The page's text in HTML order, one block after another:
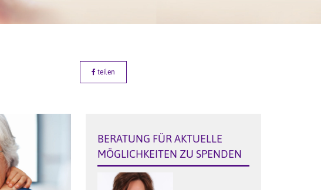
teilen
BERATUNG FÜR AKTUELLE
MÖGLICHKEITEN ZU SPENDEN